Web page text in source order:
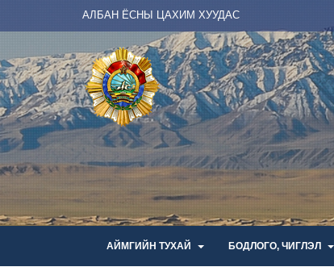
АЛБАН ЁСНЫ ЦАХИМ ХУУДАС
АЙМГИЙН ТУХАЙ БОДЛОГО, ЧИГЛЭЛ